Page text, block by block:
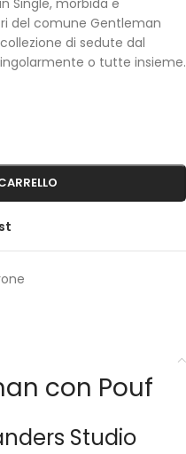
Single, morbida e
del comune Gentleman
di sedute dal
o tutte insieme.
con Pouf
Studio